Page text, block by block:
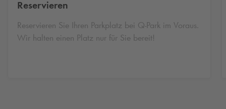
Reservieren
Reservieren Sie Ihren Parkplatz bei Q-Park im Voraus.
Wir halten einen Platz nur für Sie bereit!